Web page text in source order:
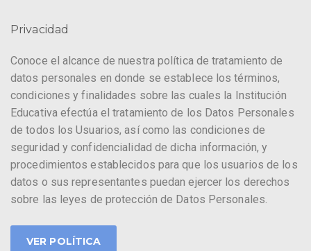
Privacidad
Conoce el alcance de nuestra política de tratamiento de
datos personales en donde se establece los términos,
condiciones y finalidades sobre las cuales la Institución
Educativa efectúa el tratamiento de los Datos Personales
de todos los Usuarios, así como las condiciones de
seguridad y confidencialidad de dicha información, y
procedimientos establecidos para que los usuarios de los
datos o sus representantes puedan ejercer los derechos
sobre las leyes de protección de Datos Personales.
VER POLÍTICA